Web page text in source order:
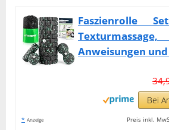
Faszienrolle
Anweisungen
Bei
* Anzeige Preis inkl.